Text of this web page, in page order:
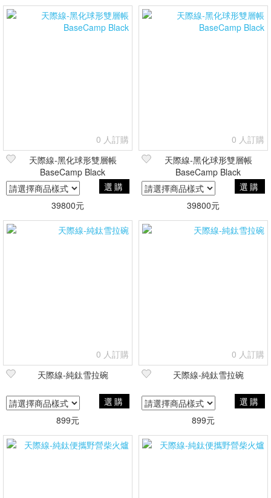
0 人訂購
天際線-黑化球形雙層帳
BaseCamp Black
選購
39800元
0 人訂購
天際線-黑化球形雙層帳
BaseCamp Black
選購
39800元
0 人訂購
天際線-純鈦雪拉碗
選購
899元
0 人訂購
天際線-純鈦雪拉碗
選購
899元